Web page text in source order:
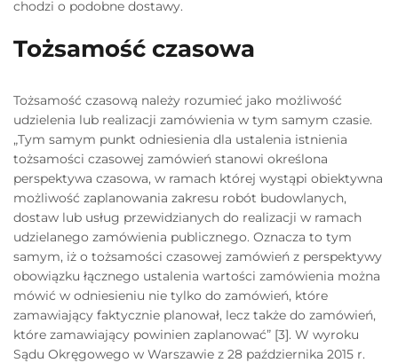
chodzi o podobne dostawy.
Tożsamość czasowa
Tożsamość czasową należy rozumieć jako możliwość
udzielenia lub realizacji zamówienia w tym samym czasie.
„Tym samym punkt odniesienia dla ustalenia istnienia
tożsamości czasowej zamówień stanowi określona
perspektywa czasowa, w ramach której wystąpi obiektywna
możliwość zaplanowania zakresu robót budowlanych,
dostaw lub usług przewidzianych do realizacji w ramach
udzielanego zamówienia publicznego. Oznacza to tym
samym, iż o tożsamości czasowej zamówień z perspektywy
obowiązku łącznego ustalenia wartości zamówienia można
mówić w odniesieniu nie tylko do zamówień, które
zamawiający faktycznie planował, lecz także do zamówień,
które zamawiający powinien zaplanować” [3]. W wyroku
Sądu Okręgowego w Warszawie z 28 października 2015 r.